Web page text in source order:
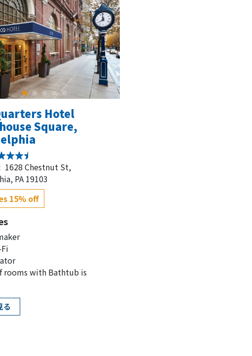
Hotel
Square,
1628 Chestnut St,
PA 19103
15% off
rooms with Bathtub is
る